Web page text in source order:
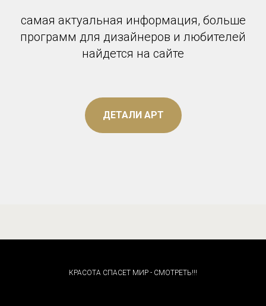
самая актуальная информация, больше
программ для дизайнеров и любителей
найдется на сайте
ДЕТАЛИ АРТ
КРАСОТА СПАСЕТ МИР - СМОТРЕТЬ!!!